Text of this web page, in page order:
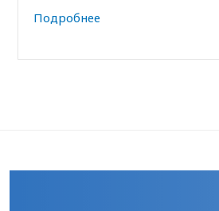
Подробнее